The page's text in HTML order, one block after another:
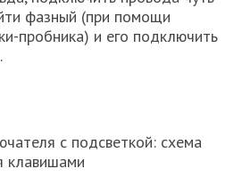
фазный (при помощи
пробника) и его подключить
с подсветкой: схема
клавишами